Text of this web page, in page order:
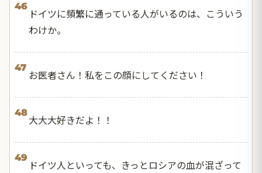
46
ドイツに頻繁に通っている人がいるのは、こういう
わけか。
47
お医者さん！私をこの顔にしてください！
48
大大大好きだよ！！
49
ドイツ人といっても、きっとロシアの血が混ざって